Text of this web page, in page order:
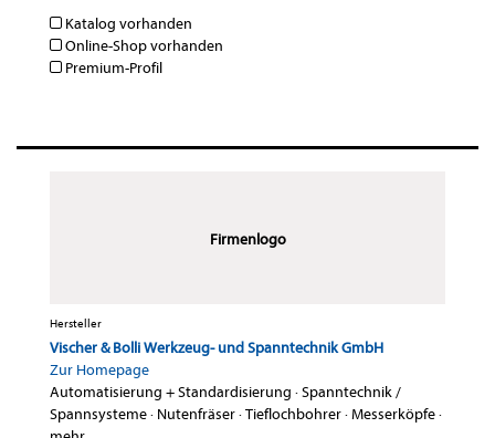
Katalog vorhanden
Online-Shop vorhanden
Premium-Profil
Firmenlogo
Hersteller
Vischer & Bolli Werkzeug- und Spanntechnik GmbH
Zur Homepage
Automatisierung + Standardisierung ·Spanntechnik /
Spannsysteme· Nutenfräser·Tieflochbohrer·Messerköpfe·